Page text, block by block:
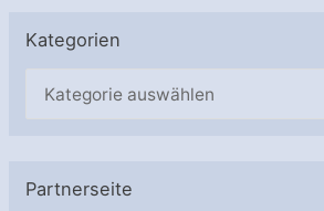
Kategorien
g
Partnerseite